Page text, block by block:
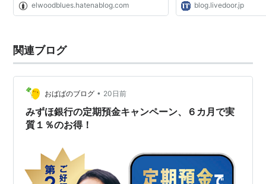
elwoodblues.hatenablog.com blog.livedoor.jp
関連ブログ
おばばのブログ • 20日前
みずほ銀行の定期預金キャンペーン、６カ月で実
質１％のお得！